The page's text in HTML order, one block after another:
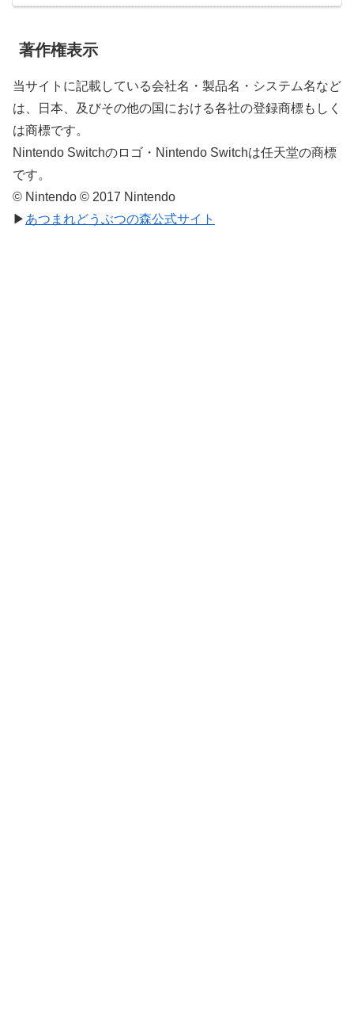
著作権表示
当サイトに記載している会社名・製品名・システム名など
は、日本、及びその他の国における各社の登録商標もしく
は商標です。
Nintendo Switchのロゴ・Nintendo Switchは任天堂の商標
です。
© Nintendo © 2017 Nintendo
▶ あつまれどうぶつの森公式サイト